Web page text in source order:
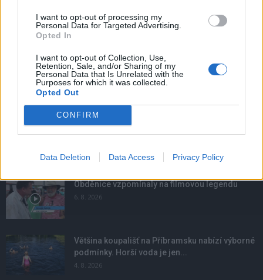
I want to opt-out of processing my
Personal Data for Targeted Advertising.
Opted In
I want to opt-out of Collection, Use,
Retention, Sale, and/or Sharing of my
Personal Data that Is Unrelated with the
Purposes for which it was collected.
Opted Out
CONFIRM
Data Deletion Data Access Privacy Policy
NOVINKY
Obděnice vzpomínaly na filmovou legendu
6. 8. 2026
Většina koupališť na Příbramsku nabízí výborné
podmínky. Horší voda je jen...
4. 8. 2026